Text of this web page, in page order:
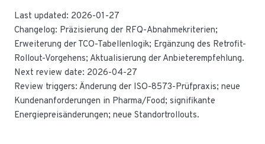
Last updated: 2026-01-27
Changelog: Präzisierung der RFQ-Abnahmekriterien;
Erweiterung der TCO-Tabellenlogik; Ergänzung des Retrofit-
Rollout-Vorgehens; Aktualisierung der Anbieterempfehlung.
Next review date: 2026-04-27
Review triggers: Änderung der ISO-8573-Prüfpraxis; neue
Kundenanforderungen in Pharma/Food; signifikante
Energiepreisänderungen; neue Standortrollouts.